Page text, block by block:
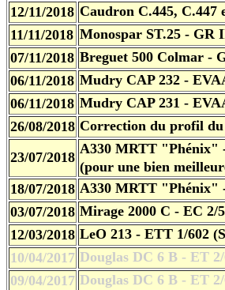
12/11/2018 Caudron C.445, C.447
11/11/2018 Monospar ST.25 - GR
07/11/2018 Breguet 500 Colmar -
06/11/2018 Mudry CAP 232 -
06/11/2018 Mudry CAP 231 -
26/08/2018 Correction du profil du
23/07/2018
A330 MRTT "Phénix"
(pour une bien
18/07/2018 A330 MRTT "Phénix"
03/07/2018 Mirage 2000 C - EC 2/
12/03/2018 LeO 213 - ETT 1/602
10/04/2017 Douglas DC 6 B - ET
09/04/2017 Douglas DC 6 B - ET